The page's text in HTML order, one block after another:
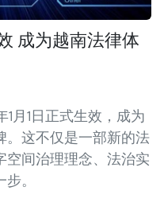
成为越南法律体
1月1日正式生效，成为
。这不仅是一部新的法
空间治理理念、法治实
。